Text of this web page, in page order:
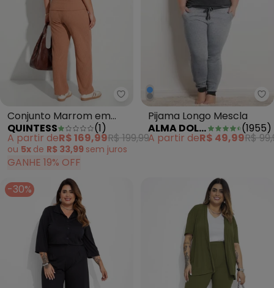
Quintess - Conjunto Marrom
Conjunto Marrom em
Malha Texturizada
QUINTESS (1)
A partir deR$ 169,99R$ 199,99
ou 5x de R$ 33,99 sem juros
GANHE 19% OFF
Pijama Longo Mescla
ALMA DOLCE
(1955)
A partir deR$ 49,99R$
-30%